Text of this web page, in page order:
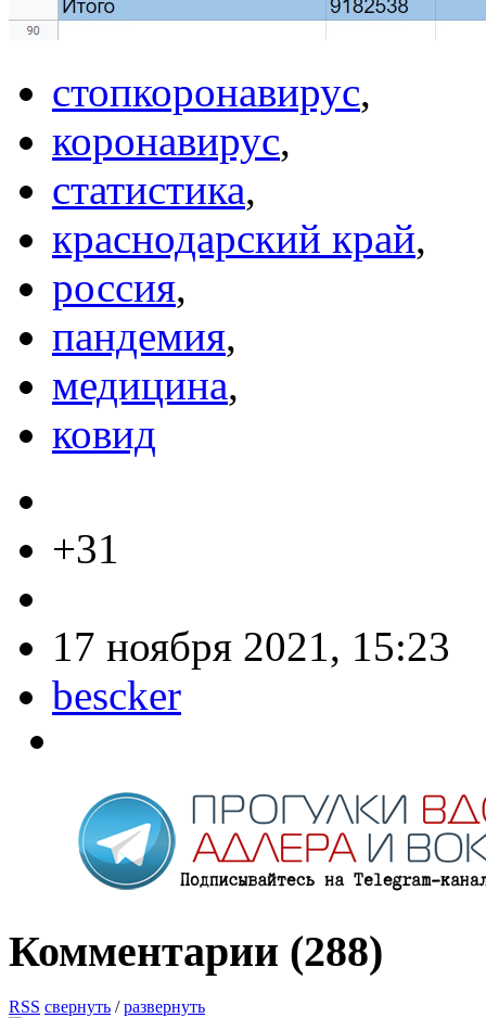
стопкоронавирус,
коронавирус,
статистика,
краснодарский край,
россия,
пандемия,
медицина,
ковид
+31
17 ноября 2021, 15:23
bescker
Комментарии (288)
RSS свернуть /развернуть